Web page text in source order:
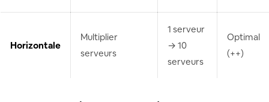
Horizontale
Multiplier
serveurs
1 serveur
→ 10
serveurs
Optimal
(++)